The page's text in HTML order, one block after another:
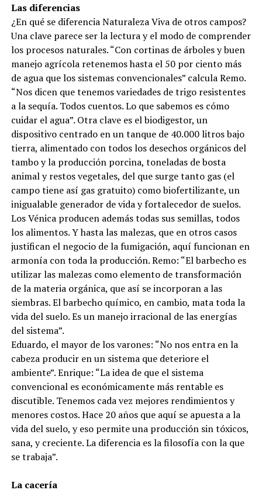
Las diferencias
¿En qué se diferencia Naturaleza Viva de otros campos?
Una clave parece ser la lectura y el modo de comprender
los procesos naturales. “Con cortinas de árboles y buen
manejo agrícola retenemos hasta el 50 por ciento más
de agua que los sistemas convencionales” calcula Remo.
“Nos dicen que tenemos variedades de trigo resistentes
a la sequía. Todos cuentos. Lo que sabemos es cómo
cuidar el agua”. Otra clave es el biodigestor, un
dispositivo centrado en un tanque de 40.000 litros bajo
tierra, alimentado con todos los desechos orgánicos del
tambo y la producción porcina, toneladas de bosta
animal y restos vegetales, del que surge tanto gas (el
campo tiene así gas gratuito) como biofertilizante, un
inigualable generador de vida y fortalecedor de suelos.
Los Vénica producen además todas sus semillas, todos
los alimentos. Y hasta las malezas, que en otros casos
justifican el negocio de la fumigación, aquí funcionan en
armonía con toda la producción. Remo: “El barbecho es
utilizar las malezas como elemento de transformación
de la materia orgánica, que así se incorporan a las
siembras. El barbecho químico, en cambio, mata toda la
vida del suelo. Es un manejo irracional de las energías
del sistema”.
Eduardo, el mayor de los varones: “No nos entra en la
cabeza producir en un sistema que deteriore el
ambiente”. Enrique: “La idea de que el sistema
convencional es económicamente más rentable es
discutible. Tenemos cada vez mejores rendimientos y
menores costos. Hace 20 años que aquí se apuesta a la
vida del suelo, y eso permite una producción sin tóxicos,
sana, y creciente. La diferencia es la filosofía con la que
se trabaja”.
La cacería